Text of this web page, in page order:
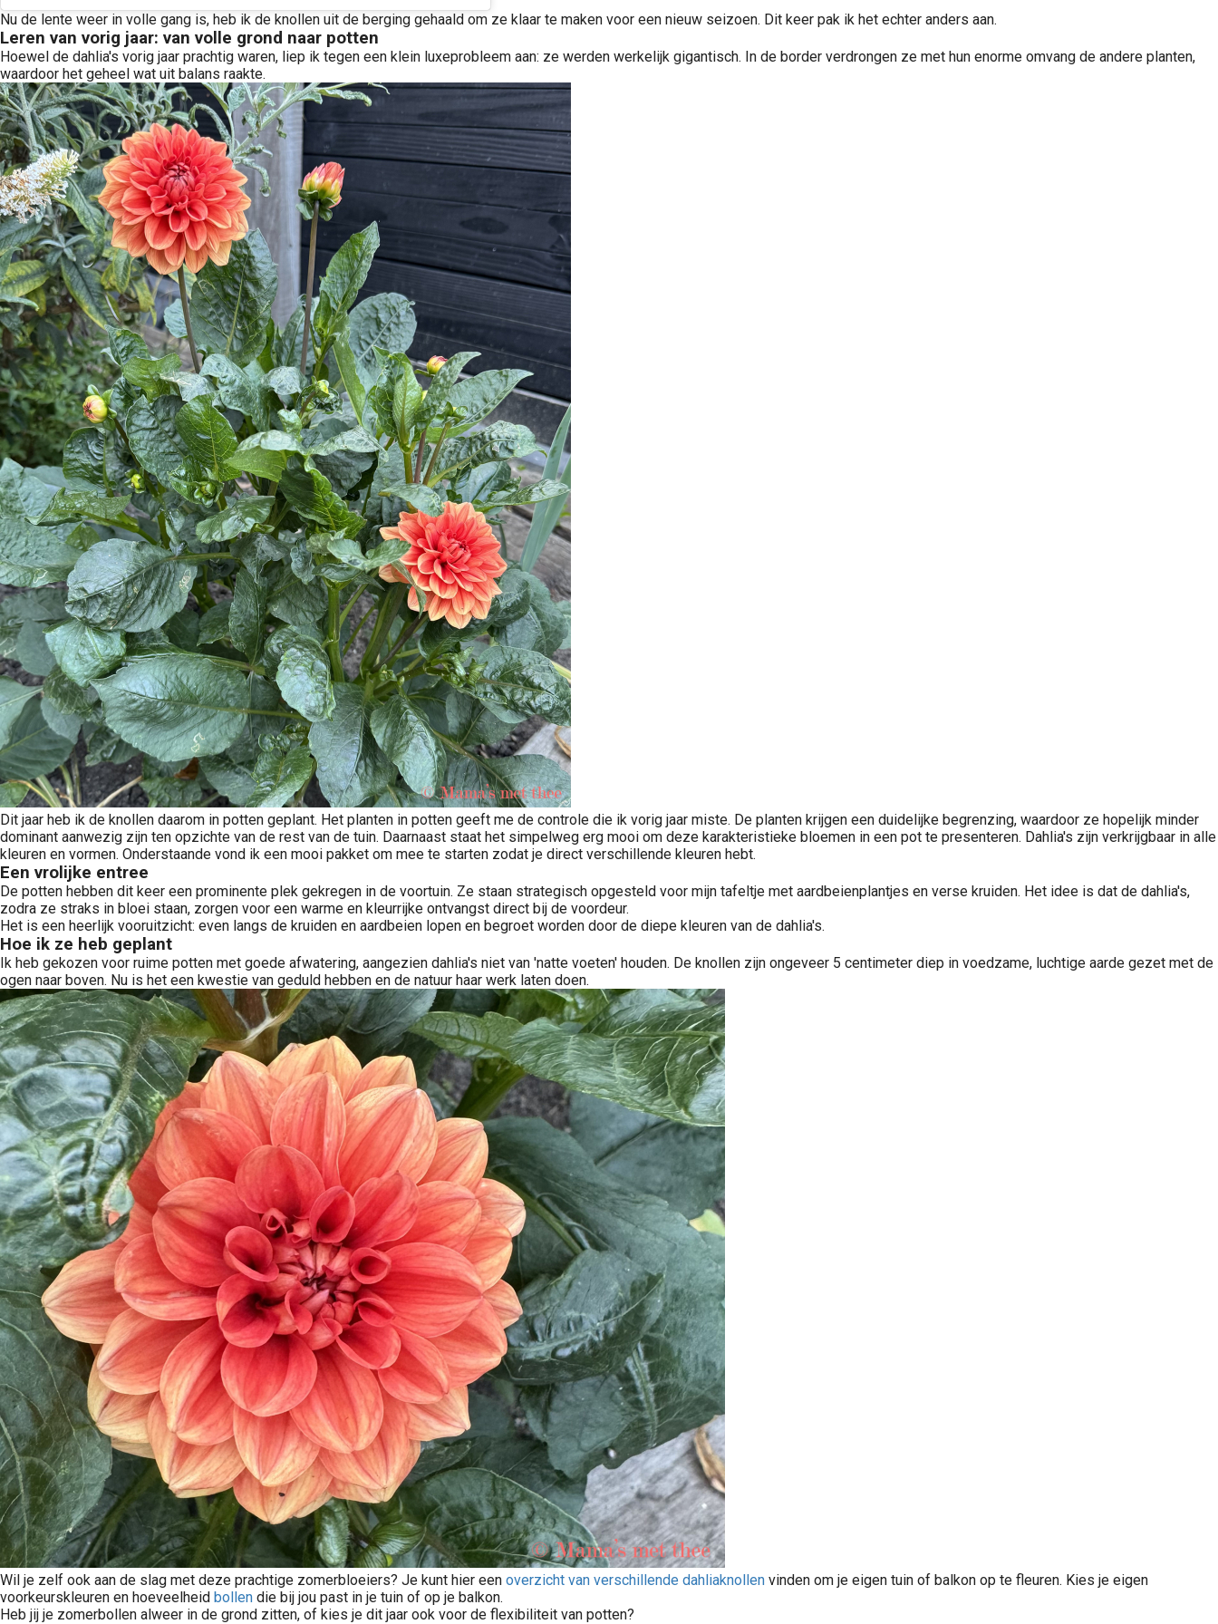
Nu de lente weer in volle gang is, heb ik de knollen uit de berging gehaald om ze klaar te maken voor een nieuw seizoen. Dit keer pak ik het echter anders aan.
Leren van vorig jaar: van volle grond naar potten
Hoewel de dahlia's vorig jaar prachtig waren, liep ik tegen een klein luxeprobleem aan: ze werden werkelijk gigantisch. In de border verdrongen ze met hun enorme omvang de andere planten,
waardoor het geheel wat uit balans raakte.
Dit jaar heb ik de knollen daarom in potten geplant. Het planten in potten geeft me de controle die ik vorig jaar miste. De planten krijgen een duidelijke begrenzing, waardoor ze hopelijk minder
dominant aanwezig zijn ten opzichte van de rest van de tuin. Daarnaast staat het simpelweg erg mooi om deze karakteristieke bloemen in een pot te presenteren. Dahlia's zijn verkrijgbaar in alle
kleuren en vormen. Onderstaande vond ik een mooi pakket om mee te starten zodat je direct verschillende kleuren hebt.
Een vrolijke entree
De potten hebben dit keer een prominente plek gekregen in de voortuin. Ze staan strategisch opgesteld voor mijn tafeltje met aardbeienplantjes en verse kruiden. Het idee is dat de dahlia's,
zodra ze straks in bloei staan, zorgen voor een warme en kleurrijke ontvangst direct bij de voordeur.
Het is een heerlijk vooruitzicht: even langs de kruiden en aardbeien lopen en begroet worden door de diepe kleuren van de dahlia's.
Hoe ik ze heb geplant
Ik heb gekozen voor ruime potten met goede afwatering, aangezien dahlia's niet van 'natte voeten' houden. De knollen zijn ongeveer 5 centimeter diep in voedzame, luchtige aarde gezet met de
ogen naar boven. Nu is het een kwestie van geduld hebben en de natuur haar werk laten doen.
Wil je zelf ook aan de slag met deze prachtige zomerbloeiers? Je kunt hier een overzicht van verschillende dahliaknollen vinden om je eigen tuin of balkon op te fleuren. Kies je eigen
voorkeurskleuren en hoeveelheid bollen die bij jou past in je tuin of op je balkon.
Heb jij je zomerbollen alweer in de grond zitten, of kies je dit jaar ook voor de flexibiliteit van potten?